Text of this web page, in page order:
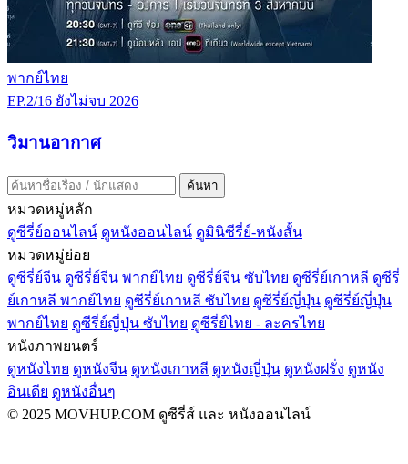
พากย์ไทย
EP.2/16 ยังไม่จบ 2026
วิมานอากาศ
ค้นหา
หมวดหมู่หลัก
ดูซีรี่ย์ออนไลน์ ดูหนังออนไลน์ ดูมินิซีรี่ย์-หนังสั้น
หมวดหมู่ย่อย
ดูซีรี่ย์จีน ดูซีรี่ย์จีน พากย์ไทย ดูซีรี่ย์จีน ซับไทย ดูซีรี่ย์เกาหลี ดูซีรี่
ย์เกาหลี พากย์ไทย ดูซีรี่ย์เกาหลี ซับไทย ดูซีรี่ย์ญี่ปุ่น ดูซีรี่ย์ญี่ปุ่น
พากย์ไทย ดูซีรี่ย์ญี่ปุ่น ซับไทย ดูซีรี่ย์ไทย - ละครไทย
หนังภาพยนตร์
ดูหนังไทย ดูหนังจีน ดูหนังเกาหลี ดูหนังญี่ปุ่น ดูหนังฝรั่ง ดูหนัง
อินเดีย ดูหนังอื่นๆ
© 2025 MOVHUP.COM ดูซีรี่ส์ และ หนังออนไลน์